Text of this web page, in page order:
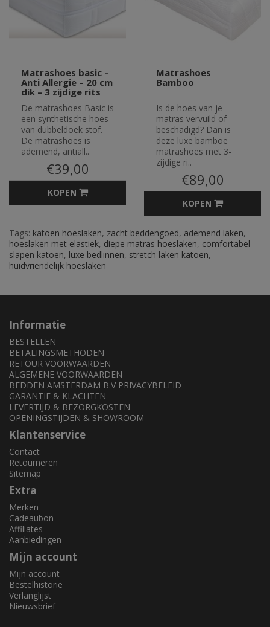
Matrashoes basic –
Anti Allergie – 20 cm
dik – 3 zijdige rits
De matrashoes Basic is
een synthetische hoes
van dubbeldoek stof.
De matrashoes is
ademend, antiall..
€39,00
KOPEN
Matrashoes
Bamboo
Is de hoes van je
matras vervuild of
beschadigd? Dan is
deze luxe bamboe
matrashoes met 3-
zijdige ri..
€89,00
KOPEN
Tags: katoen hoeslaken, zacht beddengoed, ademend laken,
hoeslaken met elastiek, diepe matras hoeslaken, comfortabel
slapen katoen, luxe bedlinnen, stretch laken katoen,
huidvriendelijk hoeslaken
Informatie
BESTELLEN
BETALINGSMETHODEN
RETOUR VOORWAARDEN
ALGEMENE VOORWAARDEN
BEDDEN AMSTERDAM B.V PRIVACYBELEID
GARANTIE & KLACHTEN
LEVERTIJD & BEZORGKOSTEN
OPENINGSTIJDEN & SHOWROOM
Klantenservice
Contact
Retourneren
Sitemap
Extra
Merken
Cadeaubon
Affiliates
Aanbiedingen
Mijn account
Mijn account
Bestelhistorie
Verlanglijst
Nieuwsbrief